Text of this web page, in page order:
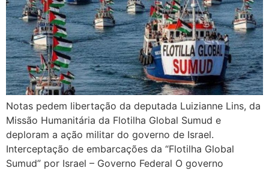
Notas pedem libertação da deputada Luizianne Lins, da
Missão Humanitária da Flotilha Global Sumud e
deploram a ação militar do governo de Israel.
Interceptação de embarcações da “Flotilha Global
Sumud” por Israel – Governo Federal O governo